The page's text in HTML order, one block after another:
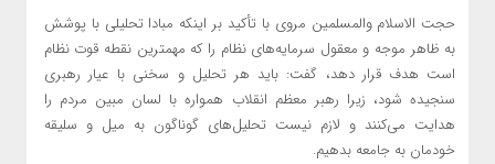
حجت الاسلام والمسلمین مروی با تأکید بر اینکه مبادا تحلیلی با پوشش
به ظاهر موجه و معقول سرمایه‌های نظام را که مهمترین نقطه قوت نظام
است هدف قرار دهد، گفت: باید هر تحلیل و سخنی با عیار رهبری
سنجیده شود، زیرا رهبر معظم انقلاب همواره با لسان مبین مردم را
هدایت می‌کنند و لازم نیست تحلیل‌های گوناگون به میل و سلیقه
خودمان به جامعه بدهیم.